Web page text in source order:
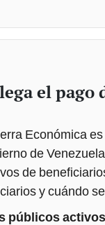
el pago
Económica
de
de
y cuándo
públicos